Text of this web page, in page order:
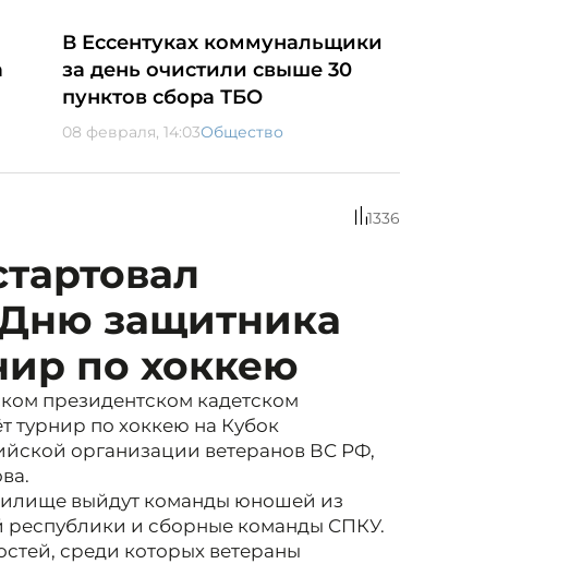
В Ессентуках коммунальщики
за день очистили свыше 30
пунктов сбора ТБО
08 февраля, 14:03Общество
1336
защитника
по хоккею
президентском кадетском
турнир по хоккею на Кубок
организации ветеранов ВС РФ,
выйдут команды юношей из
республики и сборные команды СПКУ.
среди которых ветераны